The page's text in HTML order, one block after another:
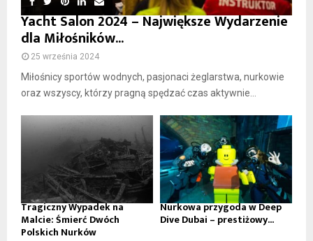
Yacht Salon 2024 – Największe Wydarzenie
dla Miłośników...
25 września 2024
Miłośnicy sportów wodnych, pasjonaci żeglarstwa, nurkowie
oraz wszyscy, którzy pragną spędzać czas aktywnie...
Tragiczny Wypadek na
Malcie: Śmierć Dwóch
Polskich Nurków
Nurkowa przygoda w Deep
Dive Dubai – prestiżowy...